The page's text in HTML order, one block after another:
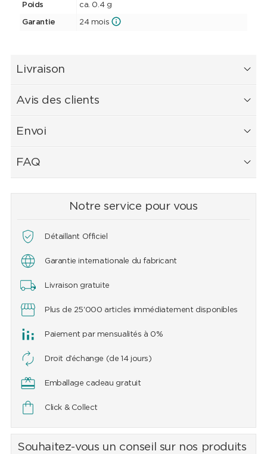
Poids ca. 0.4 g
Garantie 24 mois
Livraison
Avis des clients
Envoi
FAQ
Notre service pour vous
Détaillant Officiel
Garantie internationale du fabricant
Livraison gratuite
Plus de 25'000 articles immédiatement disponibles
Paiement par mensualités à 0%
Droit d’échange (de 14 jours)
Emballage cadeau gratuit
Click & Collect
Souhaitez-vous un conseil sur nos produits